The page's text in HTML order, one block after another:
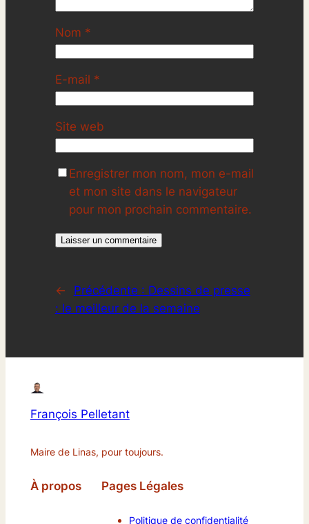
Nom *
E-mail *
Site web
Enregistrer mon nom, mon e-mail
et mon site dans le navigateur
pour mon prochain commentaire.
← Précédente : Dessins de presse
: le meilleur de la semaine
François Pelletant
Maire de Linas, pour toujours.
À propos Pages Légales
Politique de confidentialité